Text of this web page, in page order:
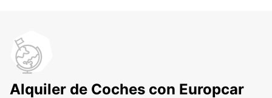
Alquiler de Coches con Europcar